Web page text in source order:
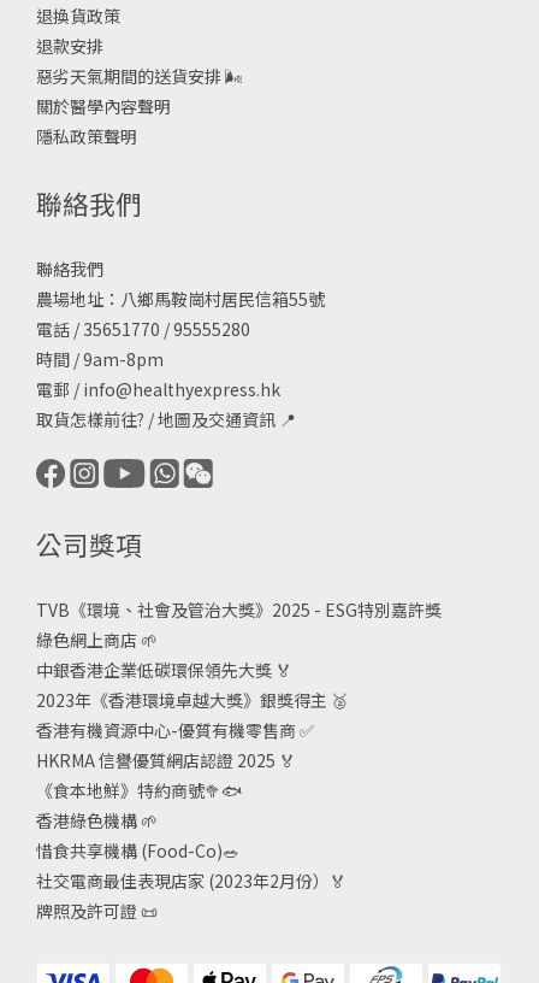
退換貨政策
退款安排
惡劣天氣期間的送貨安排🌬
關於醫學內容聲明
隱私政策聲明
聯絡我們
聯絡我們
農場地址：八鄉馬鞍崗村居民信箱55號
電話 / 35651770 / 95555280
時間 / 9am-8pm
電郵 / info@healthyexpress.hk
取貨怎樣前往? /地圖及交通資訊 📍
公司獎項
TVB《環境、社會及管治大獎》2025 - ESG特別嘉許獎
綠色網上商店 🌱
中銀香港企業低碳環保領先大獎 🏅
2023年《香港環境卓越大獎》銀獎得主 🥈
香港有機資源中心-優質有機零售商✅
HKRMA 信譽優質網店認證 2025 🏅
《食本地鮮》特約商號🥦🐟
香港綠色機構 🌱
惜食共享機構 (Food-Co)🥗
社交電商最佳表現店家 (2023年2月份）🏅
牌照及許可證 📜